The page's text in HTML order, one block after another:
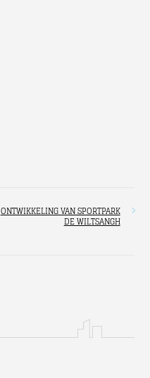
ONTWIKKELING VAN SPORTPARK
DE WILTSANGH